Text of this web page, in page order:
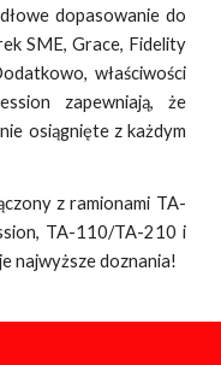
dopasowanie do
SME, Grace, Fidelity
właściwości
zapewniają, że
osiągnięte z każdym
z ramionami TA-
TA-110/TA-210 i
najwyższe doznania!